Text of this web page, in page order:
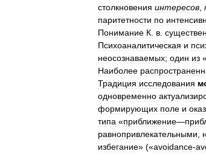
столкновения интересов
паритетности по
Понимание К в
Психоаналитическая и
неосознаваемых; один из «
Наиболее
Традиция исследования
одновременно
формирующих поле и
типа «приближение—
равнопривлекательными
избегание» («avoidance-